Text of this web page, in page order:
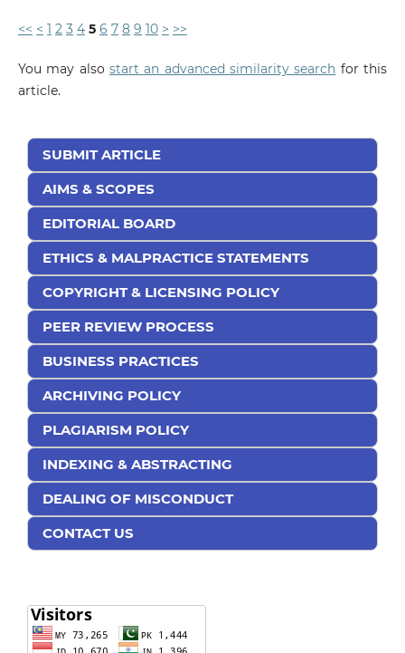
<< < 1 2 3 4 5 6 7 8 9 10 > >>
You may also start an advanced similarity search for this
article.
SUBMIT ARTICLE
AIMS & SCOPES
EDITORIAL BOARD
ETHICS & MALPRACTICE STATEMENTS
COPYRIGHT & LICENSING POLICY
PEER REVIEW PROCESS
BUSINESS PRACTICES
ARCHIVING POLICY
PLAGIARISM POLICY
INDEXING & ABSTRACTING
DEALING OF MISCONDUCT
CONTACT US